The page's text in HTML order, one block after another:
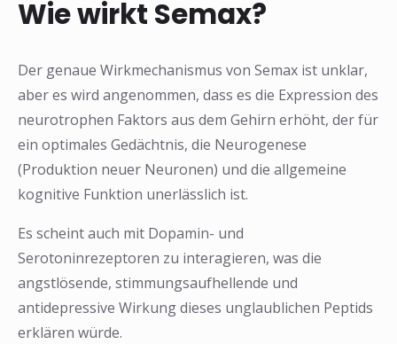
Wie wirkt Semax?
Der genaue Wirkmechanismus von Semax ist unklar,
aber es wird angenommen, dass es die Expression des
neurotrophen Faktors aus dem Gehirn erhöht, der für
ein optimales Gedächtnis, die Neurogenese
(Produktion neuer Neuronen) und die allgemeine
kognitive Funktion unerlässlich ist.
Es scheint auch mit Dopamin- und
Serotoninrezeptoren zu interagieren, was die
angstlösende, stimmungsaufhellende und
antidepressive Wirkung dieses unglaublichen Peptids
erklären würde.